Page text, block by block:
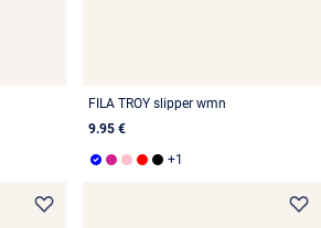
FILA TROY slipper wmn
9.95 €